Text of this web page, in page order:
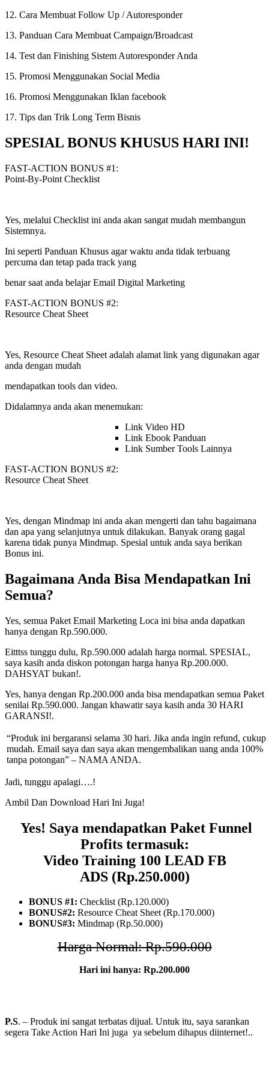
12. Cara Membuat Follow Up / Autoresponder
13. Panduan Cara Membuat Campaign/Broadcast
14. Test dan Finishing Sistem Autoresponder Anda
15. Promosi Menggunakan Social Media
16. Promosi Menggunakan Iklan facebook
17. Tips dan Trik Long Term Bisnis
SPESIAL BONUS KHUSUS HARI INI!
FAST-ACTION BONUS #1:
Point-By-Point Checklist
Yes, melalui Checklist ini anda akan sangat mudah membangun
Sistemnya.
Ini seperti Panduan Khusus agar waktu anda tidak terbuang
percuma dan tetap pada track yang
benar saat anda belajar Email Digital Marketing
FAST-ACTION BONUS #2:
Resource Cheat Sheet
Yes, Resource Cheat Sheet adalah alamat link yang digunakan agar
anda dengan mudah
mendapatkan tools dan video.
Didalamnya anda akan menemukan:
Link Video HD
Link Ebook Panduan
Link Sumber Tools Lainnya
FAST-ACTION BONUS #2:
Resource Cheat Sheet
Yes, dengan Mindmap ini anda akan mengerti dan tahu bagaimana
dan apa yang selanjutnya untuk dilakukan. Banyak orang gagal
karena tidak punya Mindmap. Spesial untuk anda saya berikan
Bonus ini.
Bagaimana Anda Bisa Mendapatkan Ini
Semua?
Yes, semua Paket Email Marketing Loca ini bisa anda dapatkan
hanya dengan Rp.590.000.
Eitttss tunggu dulu, Rp.590.000 adalah harga normal. SPESIAL,
saya kasih anda diskon potongan harga hanya Rp.200.000.
DAHSYAT bukan!.
Yes, hanya dengan Rp.200.000 anda bisa mendapatkan semua Paket
senilai Rp.590.000. Jangan khawatir saya kasih anda 30 HARI
GARANSI!.
“Produk ini bergaransi selama 30 hari. Jika anda ingin refund, cukup
mudah. Email saya dan saya akan mengembalikan uang anda 100%
tanpa potongan” – NAMA ANDA.
Jadi, tunggu apalagi….!
Ambil Dan Download Hari Ini Juga!
Yes! Saya mendapatkan Paket Funnel
Profits termasuk:
Video Training 100 LEAD FB
ADS (Rp.250.000)
BONUS #1: Checklist (Rp.120.000)
BONUS#2: Resource Cheat Sheet (Rp.170.000)
BONUS#3: Mindmap (Rp.50.000)
Harga Normal: Rp.590.000
Hari ini hanya: Rp.200.000
P.S. – Produk ini sangat terbatas dijual. Untuk itu, saya sarankan
segera Take Action Hari Ini juga ya sebelum dihapus diinternet!..